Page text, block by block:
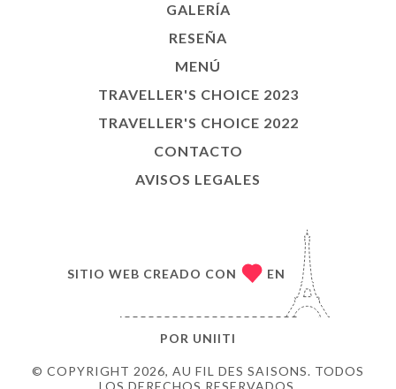
GALERÍA
RESEÑA
MENÚ
TRAVELLER'S CHOICE 2023
TRAVELLER'S CHOICE 2022
CONTACTO
AVISOS LEGALES
© COPYRIGHT 2026, AU FIL DES SAISONS. TODOS
LOS DERECHOS RESERVADOS.
SITIO WEB CREADO CON EN
POR UNIITI